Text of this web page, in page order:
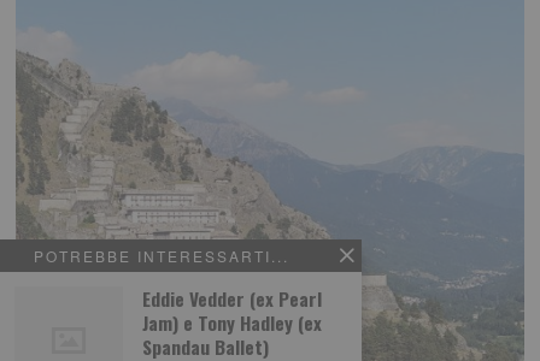
POTREBBE INTERESSARTI...
Eddie Vedder (ex Pearl
Jam) e Tony Hadley (ex
Spandau Ballet)